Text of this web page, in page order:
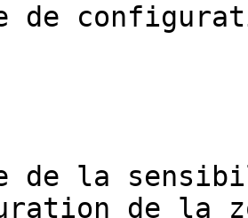
de
de la
de la